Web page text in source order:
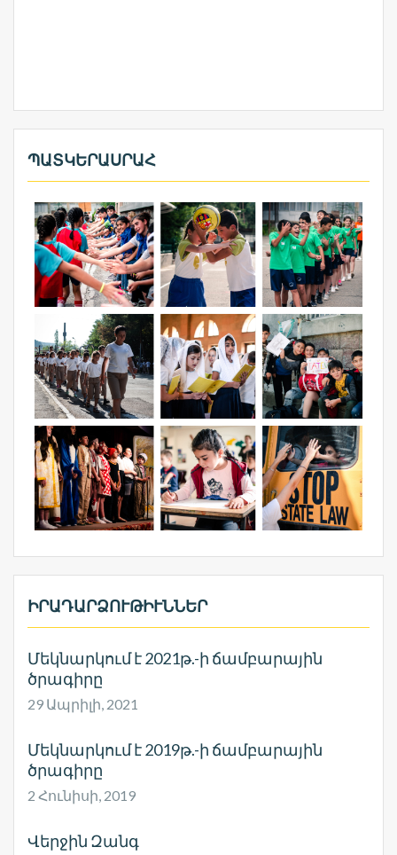
ՊԱՏԿԵՐԱՍՐԱՀ
ԻՐԱԴԱՐՁՈՒԹԻՒՆՆԵՐ
Մեկնարկում է 2021թ.-ի ճամբարային
ծրագիրը
29 Ապրիլի, 2021
Մեկնարկում է 2019թ.-ի ճամբարային
ծրագիրը
2 Հունիսի, 2019
Վերջին Զանգ